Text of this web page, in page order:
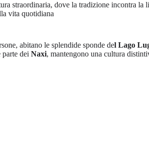
straordinaria, dove la tradizione incontra la
vita quotidiana
abitano le splendide sponde del Lago
dei Naxi, mantengono una cultura